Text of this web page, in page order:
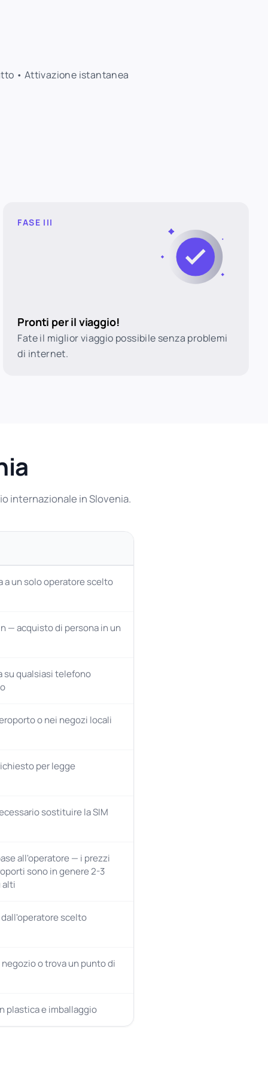
• Attivazione istantanea
FASE III
Pronti per il viaggio!
Fate il miglior viaggio possibile senza problemi
di internet.
internazionale in Slovenia.
a un solo operatore scelto
— acquisto di persona in un
su qualsiasi telefono
o nei negozi locali
per legge
sostituire la SIM
all'operatore — i prezzi
sono in genere 2-3
alti
scelto
o trova un punto di
plastica e imballaggio